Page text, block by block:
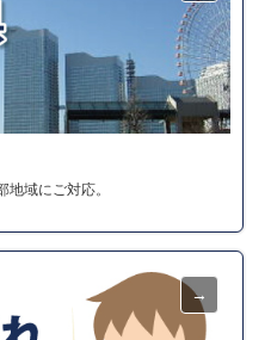
地域にご対応。